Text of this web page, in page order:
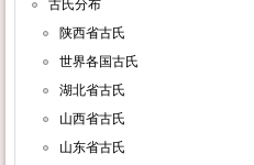
古氏分布
陕西省古氏
世界各国古氏
湖北省古氏
山西省古氏
山东省古氏